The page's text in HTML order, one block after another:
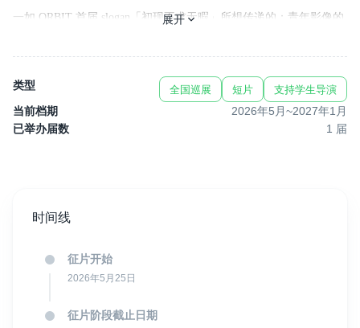
一如 ORBIT 首届 slogan「初现不求无暇」所想传递的：青年影像的
的观察者与影像的造梦者，青年怀揣着对现实的思考、对艺术的热
多的现实被记录，让更多的感受被触摸，在青涩初现的创作中，展
现独属于这个年华的可贵灵气。
展开
类型 全国巡展 短片 支持学生导演
当前档期 2026年5月~2027年1月
已举办届数
1 届
时间线
征片开始
2026年5月25日
征片阶段截止日期